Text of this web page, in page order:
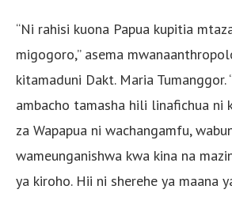
“Ni rahisi kuona Papua kupitia
migogoro,” asema
kitamaduni Dakt. Maria Tumanggor.
ambacho tamasha hili linafichua ni
za Wapapua ni wachangamfu,
wameunganishwa kwa kina na
ya kiroho. Hii ni sherehe ya maana